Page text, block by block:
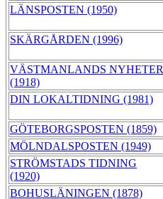
LÄNSPOSTEN (1950)
SKÄRGÅRDEN (1996)
VÄSTMANLANDS NYHETER
(1918)
DIN LOKALTIDNING (1981)
GÖTEBORGSPOSTEN (1859)
MÖLNDALSPOSTEN (1949)
STRÖMSTADS TIDNING
(1920)
BOHUSLÄNINGEN (1878)